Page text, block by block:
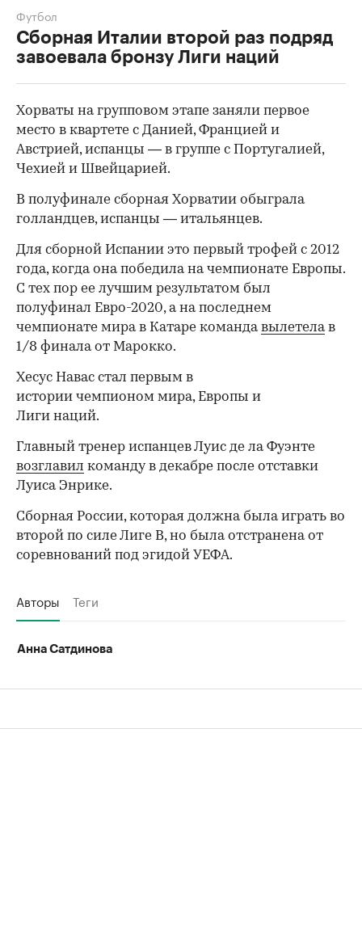
Сборная Италии второй раз подряд
завоевала бронзу Лиги наций
Футбол
Хорваты на групповом этапе заняли первое
место в квартете с Данией, Францией и
Австрией, испанцы — в группе с Португалией,
Чехией и Швейцарией.
В полуфинале сборная Хорватии обыграла
голландцев, испанцы — итальянцев.
Для сборной Испании это первый трофей с 2012
года, когда она победила на чемпионате Европы.
С тех пор ее лучшим результатом был
полуфинал Евро-2020, а на последнем
чемпионате мира в Катаре командавылетелав
1/8 финала от Марокко.
Хесус Навас стал первым в
истории чемпионом мира, Европы и
Лиги наций.
Главный тренер испанцев Луис де ла Фуэнте
возглавил команду в декабре после отставки
Луиса Энрике.
Сборная России, которая должна была играть во
второй по силе Лиге B, но была отстранена от
соревнований под эгидой УЕФА.
Авторы Теги
Анна Сатдинова